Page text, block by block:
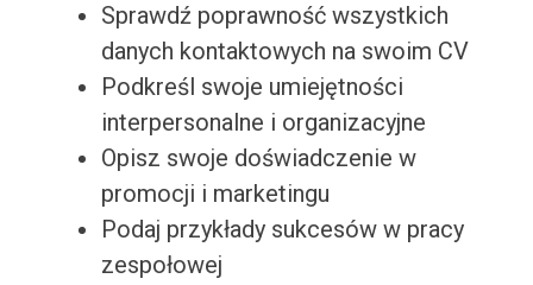
Sprawdź poprawność wszystkich
danych kontaktowych na swoim CV
Podkreśl swoje umiejętności
interpersonalne i organizacyjne
Opisz swoje doświadczenie w
promocji i marketingu
Podaj przykłady sukcesów w pracy
zespołowej